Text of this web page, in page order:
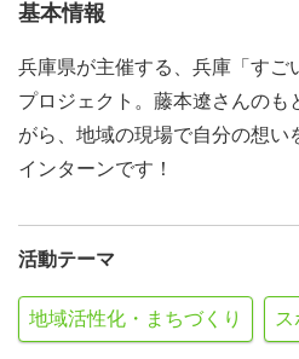
基本情報
兵庫県が主催する、兵庫「すご
プロジェクト。藤本遼さんのも
がら、地域の現場で自分の想い
インターンです！
活動テーマ
地域活性化・まちづくり